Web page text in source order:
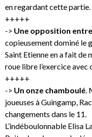
en regardant cette partie.
+++++
-> Une opposition
copieusement dominé le
Saint Etienne en a fait de
roue libre l’exercice avec
+++++
-> Un onze chamboulé.
joueuses à Guingamp,
changements dans le 11.
L’indéboulonnable Elisa